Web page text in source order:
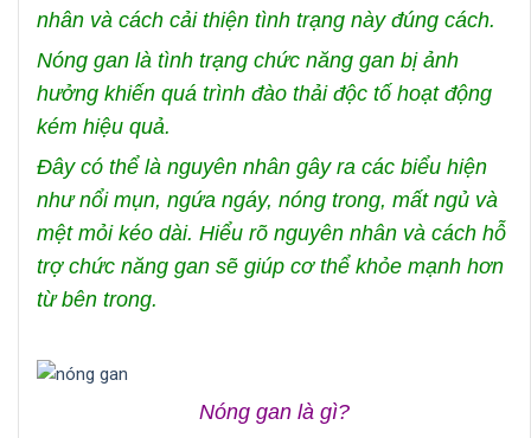
nhân và cách cải thiện tình trạng này đúng cách.
Nóng gan là tình trạng chức năng gan bị ảnh
hưởng khiến quá trình đào thải độc tố hoạt động
kém hiệu quả.
Đây có thể là nguyên nhân gây ra các biểu hiện
như nổi mụn, ngứa ngáy, nóng trong, mất ngủ và
mệt mỏi kéo dài. Hiểu rõ nguyên nhân và cách hỗ
trợ chức năng gan sẽ giúp cơ thể khỏe mạnh hơn
từ bên trong.
Nóng gan là gì?